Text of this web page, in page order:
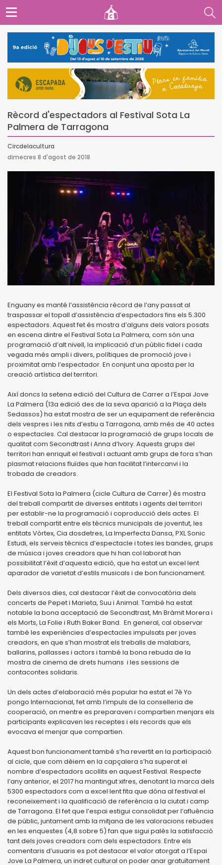
Rècord d'espectadors al Festival Sota La
Palmera de Tarragona
Circdelacultura
dimecres 8 d'agost de 2018
Enguany es manté l’assistència rècord de l’any passat al
traspassar el topall d’assistència d’espectadors fins els 5.300
espectadors. Aquest fet és mostra d’alguns dels valors posats
en escena dintre el Festival Sota La Palmera, com són una
programació d’alt nivell, la implicació d’un públic fidel i cada
vegada més ampli i divers, polítiques de promoció jove i
proximitat amb l’espectador. En conjunt una aposta per la
creació artística del territori.
Així doncs la setena edició del Cultura de Carrer a l’Espai Jove
La Palmera (13a edició des de la seva aparició a la Plaça dels
Sedassos) ha estat mostra de ser un equipament de referència
dels vespres i les nits d’estiu a Tarragona, amb més de 40 actes
o espectacles. Cal destacar la programació de grups locals de
qualitat com Secondtrast i Anna d’Ivory. Aquests grups del
territori han enriquit el festival i actuant amb grups de fora s’han
plasmat relacions fluïdes que han facilitat l’intercanvi i la
trobada de creadors.
El Festival Sota la Palmera (cicle Cultura de Carrer) és mostra
del treball compartit de diverses entitats i agents del territori
per establir-ne la programació i coproducció dels actes. El
treball compartit entre els tècnics municipals de joventut, les
entitats Vórtex, Cia dosdetres, La Imperfecta Dansa, PXL Sonic
Estudi, els serveis tècnics d’espectacle i totes les bandes, grups
de música i joves creadors que hi han col·laborat han
possibilitat l’èxit d’aquesta edició, que ha estat un excel·lent
aparador de varietat d’estils musicals i de bon funcionament.
Dels diversos dies, cal destacar l’èxit de convocatòria dels
concerts de Pepet i Marieta, Suu i Animal. També ha estat
notable la bona acceptació de Secondtrast, Mn Bràmit Morera i
els Morts, La Folie i Ruth Baker Band. En general, cal observar
també les experiències d’espectacles impulsats per joves
creadors, en que s’han mostrat els treballs de malabars,
ballarins, pallasses i actors i també la bona rebuda de la
mostra de cinema de drets humans i les sessions de
contacontes solidaris.
Un dels actes d’elaboració més popular ha estat el 7è Yo
pongo Internacional, fet amb l’impuls de la conselleria de
cooperació, on mentre es preparaven i compartien menjars els
participants explicaven les receptes i els records que els
evocava el menjar que compartien.
Aquest bon funcionament també s’ha revertit en la participació
al cicle, que com dèiem en la capçalera s’ha superat el
nombre d’espectadors acollits en aquest Festival. Respecte
l’any anterior, el 2017 ha mantingut xifres, denotant la marca dels
5300 espectadors com a excel·lent fita que dóna al festival el
reconeixement i la qualificació de referència a la ciutat i camp
de Tarragona. El fet que l’espai estigui consolidat per l’afluència
de públic, juntament amb la mitjana de les valoracions rebudes
en les enquestes (4,8 sobre 5) fan que sigui palès la satisfacció
tant dels joves creadors com dels espectadors. Entre els
comentaris d’usuaris es pot destacar el valor atorgat a l’Espai
Jove La Palmera, un indret cultural on poder anar gratuïtament